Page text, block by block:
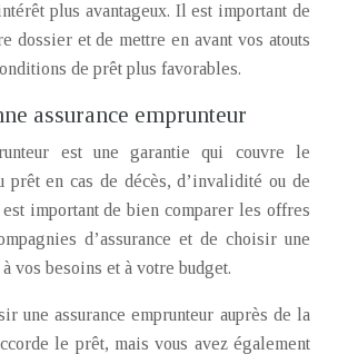
plus avantageux. Il est important de
dossier et de mettre en avant vos atouts
de prêt plus favorables.
assurance emprunteur
est une garantie qui couvre le
prêt en cas de décès, d’invalidité ou de
important de bien comparer les offres
d’assurance et de choisir une
à vos besoins et à votre budget.
une assurance emprunteur auprès de la
le prêt, mais vous avez également